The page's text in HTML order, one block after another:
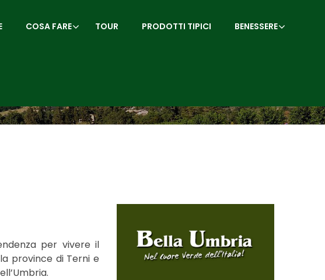
COSA FARE TOUR PRODOTTI TIPICI BENESSERE
per vivere il
province di Terni e